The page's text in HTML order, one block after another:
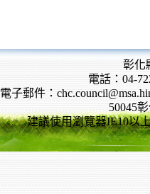
彰化
電話：04-
電子郵件：
50045
建議使用瀏覽器IE10以